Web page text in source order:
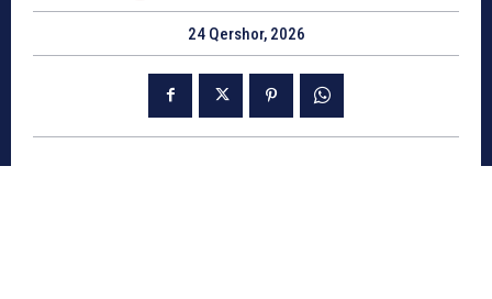
24 Qershor, 2026